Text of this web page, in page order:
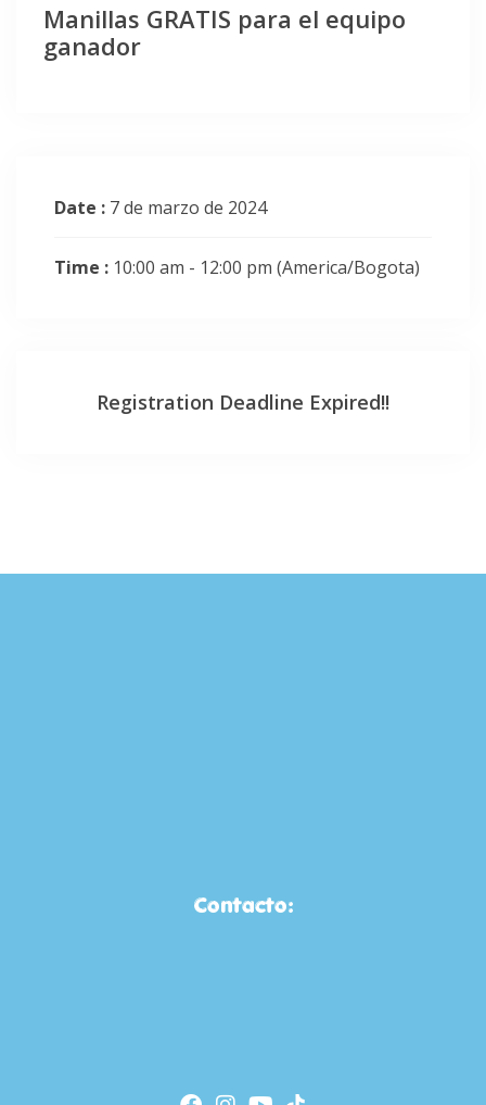
Manillas GRATIS para el equipo
ganador
Date : 7 de marzo de 2024
Time : 10:00 am - 12:00 pm (America/Bogota)
Registration Deadline Expired!!
Contacto: